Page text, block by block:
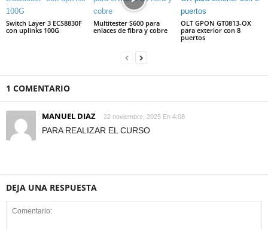
Switch Layer 3 ECS8830F
con uplinks 100G
Multitester S600 para
enlaces de fibra y cobre
OLT GPON GT0813-OX
para exterior con 8
puertos
1 COMENTARIO
MANUEL DIAZ 22 noviembre, 2025 En 4:08
PARA REALIZAR EL CURSO
DEJA UNA RESPUESTA